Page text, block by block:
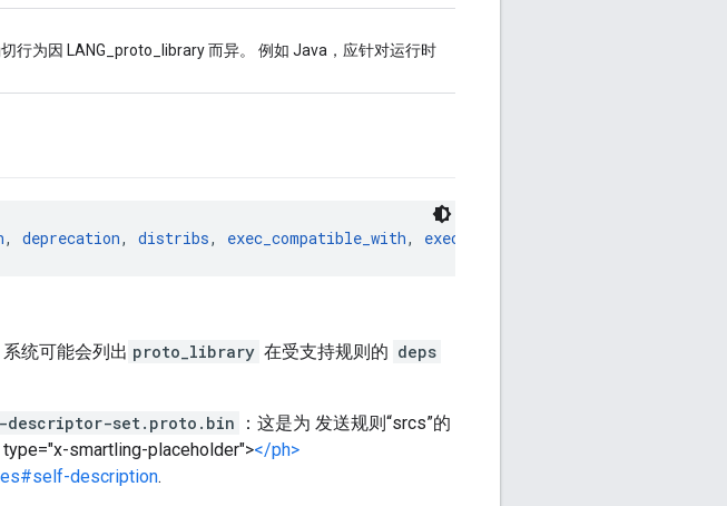
行为因 LANG_proto_library 而异。 例如 Java，应针对运行时
, deprecation, distribs, exec_compatible_with, exec_properties
统可能会列出 proto_library 在受支持规则的 deps
descriptor-set.proto.bin
：这是为 发送规则“srcs”的
type="x-smartling-placeholder"></ph>
description.